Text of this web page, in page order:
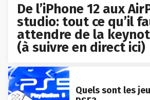
De l’iPhone 12 aux
studio: tout ce qu’il
attendre de la
(à suivre en direct ici)
Quels sont les